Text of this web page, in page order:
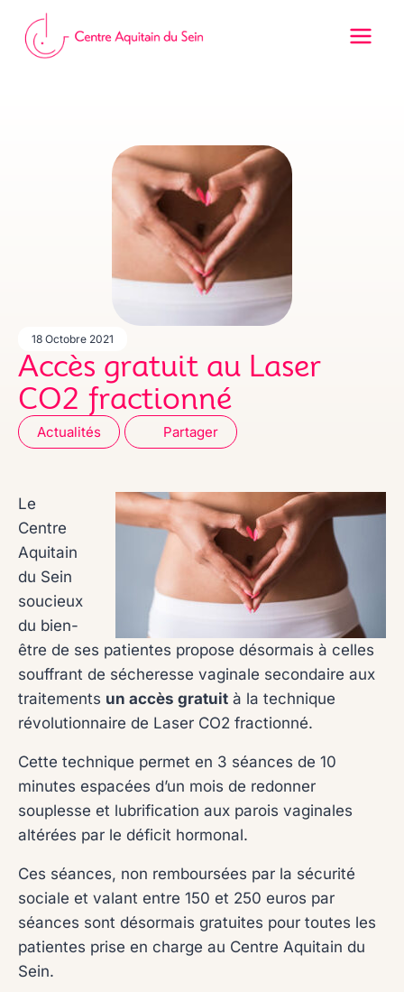
contenu
18 Octobre 2021
Accès gratuit au Laser
CO2 fractionné
Actualités Partager
Le
Centre
Aquitain
du Sein
soucieux
du bien-
être de ses patientes propose désormais à celles
souffrant de sécheresse vaginale secondaire aux
traitements un accès gratuit à la technique
révolutionnaire de Laser CO2 fractionné.
Cette technique permet en 3 séances de 10
minutes espacées d’un mois de redonner
souplesse et lubrification aux parois vaginales
altérées par le déficit hormonal.
Ces séances, non remboursées par la sécurité
sociale et valant entre 150 et 250 euros par
séances sont désormais gratuites pour toutes les
patientes prise en charge au Centre Aquitain du
Sein.